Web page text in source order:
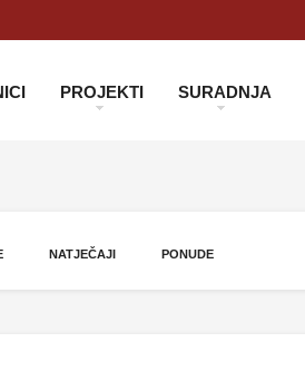
PROJEKTI SURADNJA
NATJEČAJI PONUDE